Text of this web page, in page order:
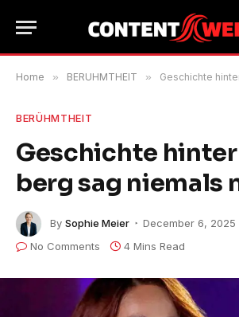
Home » BERÜHMTHEIT » Geschichte hinter
BERÜHMTHEIT
Geschichte
berg sag niemals
By Sophie Meier
December 6, 2025
No Comments
4 Mins Read